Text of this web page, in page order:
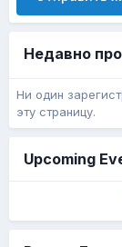
Недавно
Ни один
эту страницу.
Upcoming